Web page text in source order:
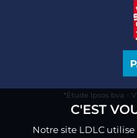
*Étude Ipsos bva -
C'EST
Notre site LDLC